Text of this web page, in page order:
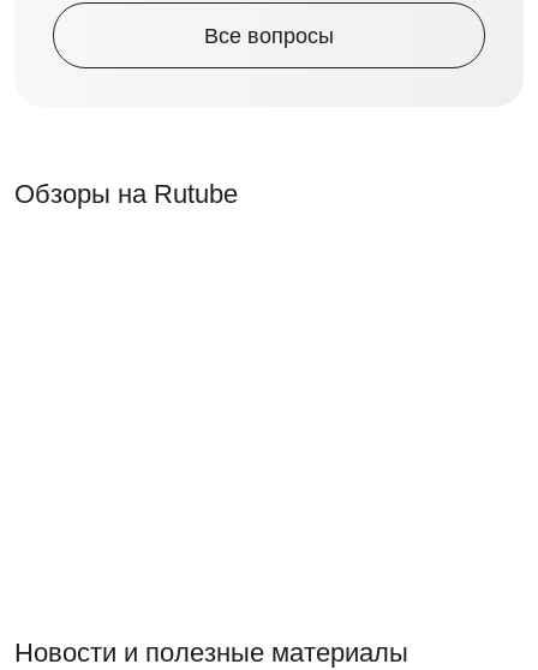
Все вопросы
Обзоры на Rutube
Новости и полезные материалы